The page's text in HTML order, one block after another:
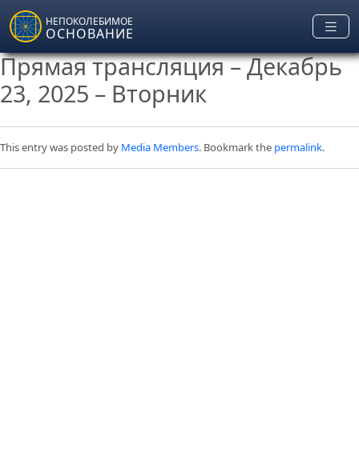
Skip to main content
НЕПОКОЛЕБИМОЕ
ОСНОВАНИЕ
Прямая трансляция – Декабрь
23, 2025 – Вторник
This entry was posted by Media Members. Bookmark the permalink.